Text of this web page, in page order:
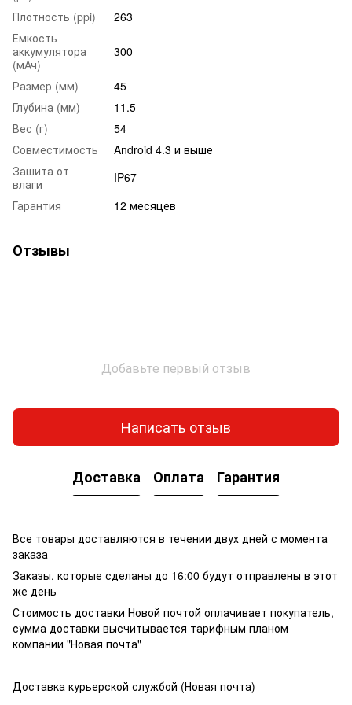
Плотность (ppi)
263
Емкость
аккумулятора
(мАч)
300
Размер (мм)
45
Глубина (мм)
11.5
Вес (г)
54
Совместимость
Android 4.3 и выше
Зашита от
влаги
IP67
Гарантия
12 месяцев
Отзывы
Добавьте первый отзыв
Написать отзыв
Доставка Оплата Гарантия
Все товары доставляются в течении двух дней с момента
заказа
Заказы, которые сделаны до 16:00 будут отправлены в этот
же день
Стоимость доставки Новой почтой оплачивает покупатель,
сумма доставки высчитывается тарифным планом
компании "Новая почта"
Доставка курьерской службой (Новая почта)